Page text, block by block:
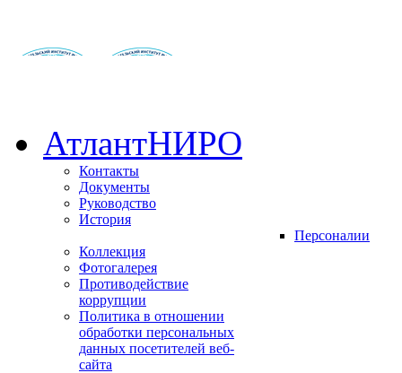
АтлантНИРО
Контакты
Документы
Руководство
История
Персоналии
Коллекция
Фотогалерея
Противодействие
коррупции
Политика в отношении
обработки персональных
данных посетителей веб-
сайта